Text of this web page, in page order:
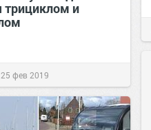
трициклом и
25 фев 2019